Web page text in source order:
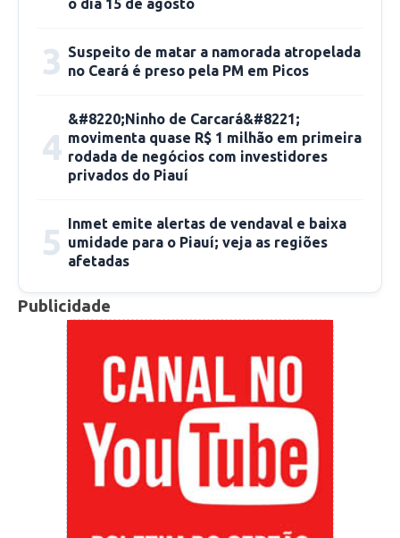
O pagamento do 13º salário é um direito
antecipação da primeira parcela é vista como
uma ação estratégica da administração
municipal para impulsionar a economia,
impactos da crise econômica recente.
A Prefeitura de Picos reafirma seu
compromisso com a responsabilidade fiscal e a
valorização dos servidores públicos,
destacando que a saúde financeira do município
permite a realização de pagamentos pontuais e
a antecipação de benefícios, o que se traduz em
benefícios diretos para toda a população.
Fonte: CCOM/PMP
o dia 15 de agosto
3 Suspeito de matar a namorada atropelada
no Ceará é preso pela PM em Picos
4
&#8220;Ninho de Carcará&#8221;
movimenta quase R$ 1 milhão em primeira
rodada de negócios com investidores
privados do Piauí
5 Inmet emite alertas de vendaval e baixa
umidade para o Piauí; veja as regiões
afetadas
Publicidade